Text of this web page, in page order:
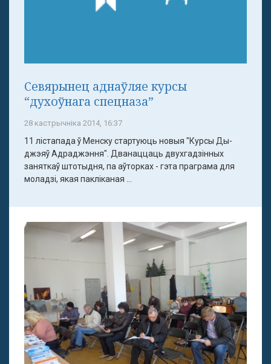
Севярынец аднаўляе курсы
“духоўнага спецназа”
28 кастрычніка 2014, 16:37
11 лістапада ў Менску стартуюць новыя "Курсы Ды-
джэяў Адраджэння". Дванаццаць двухгадзінных
заняткаў штотыдня, па аўторках - гэта праграма для
моладзі, якая пакліканая ...